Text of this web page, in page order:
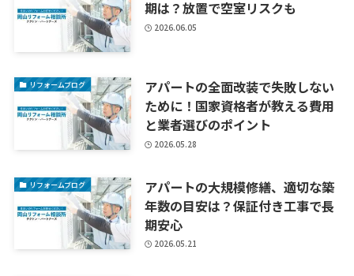
期は？放置で空室リスクも
2026.06.05
リフォームブログ
アパートの全面改装で失敗しない
ために！国家資格者が教える費用
と業者選びのポイント
2026.05.28
リフォームブログ
アパートの大規模修繕、適切な築
年数の目安は？保証付き工事で長
期安心
2026.05.21